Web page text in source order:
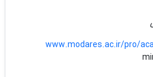
www.modares.ac.ir/pro/